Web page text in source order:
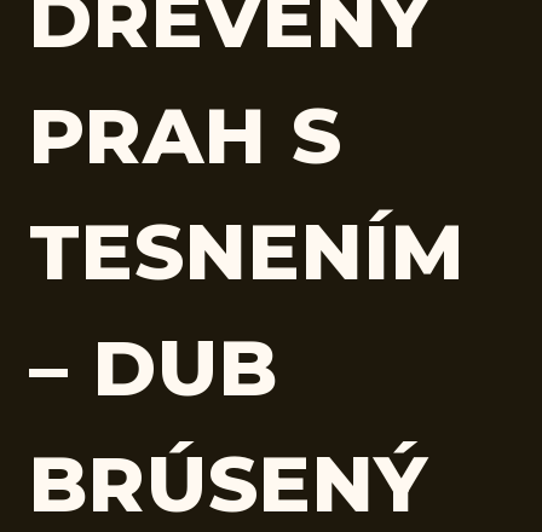
DREVENÝ
PRAH S
TESNENÍM
– DUB
BRÚSENÝ